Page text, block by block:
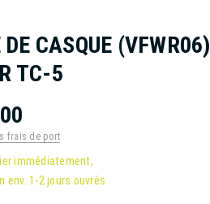
CASQUE (VFWR06)
TC-5
frais de port
immédiatement,
env. 1-2 jours ouvrés